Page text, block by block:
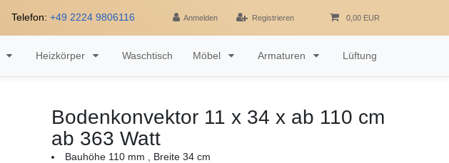
Telefon: +49 2224 9806116 Anmelden Registrieren 0,00 EUR
Heizkörper Waschtisch Möbel Armaturen Lüftung
Bodenkonvektor 11 x 34 x ab 110 cm
ab 363 Watt
Bauhöhe 110 mm , Breite 34 cm